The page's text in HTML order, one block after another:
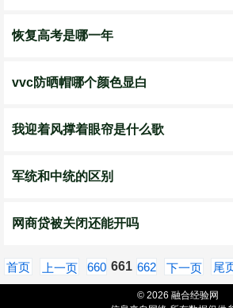
恢复高考是哪一年
vvc防晒帽哪个颜色显白
我迎着风撑着眼帘是什么歌
军统和中统的区别
网商贷被关闭还能开吗
首页 上一页 660 661 662 下一页 尾
© 2026 融合经验网